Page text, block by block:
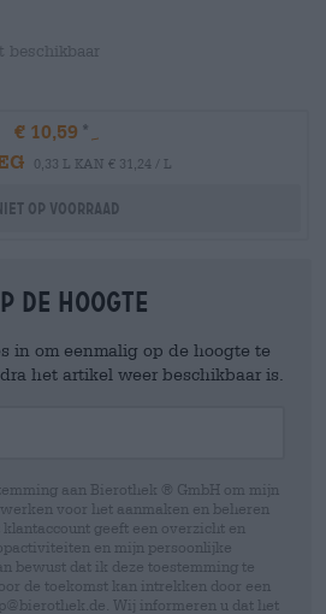
beschikbaar
€ 10,59
0,33 L KAN € 31,24 / L
op voorraad
de hoogte
in om eenmalig op de hoogte te
het artikel weer beschikbaar is.
aan Bierothek ® GmbH om mijn
voor het aanmaken en beheren
geeft een overzicht en
en mijn persoonlijke
bewust dat ik deze toestemming te
de toekomst kan intrekken door een
Wij informeren u dat het